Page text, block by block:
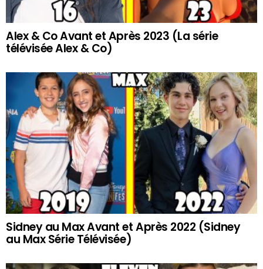
Alex & Co Avant et Après 2023 (La série
télévisée Alex & Co)
Sidney au Max Avant et Après 2022 (Sidney
au Max Série Télévisée)